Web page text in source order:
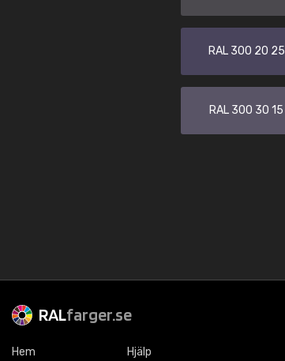
RAL 300 20 25
RAL 300 30 15
RALfarger.se
Hem Hjälp